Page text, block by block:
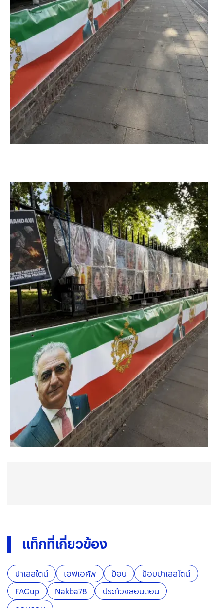
แท็กที่เกี่ยวข้อง
ปาเลสไตน์ เอฟเอคัพ ม็อบ
ม็อบปาเลสไตน์
FACup
Nakba78
ประท้วงลอนดอน